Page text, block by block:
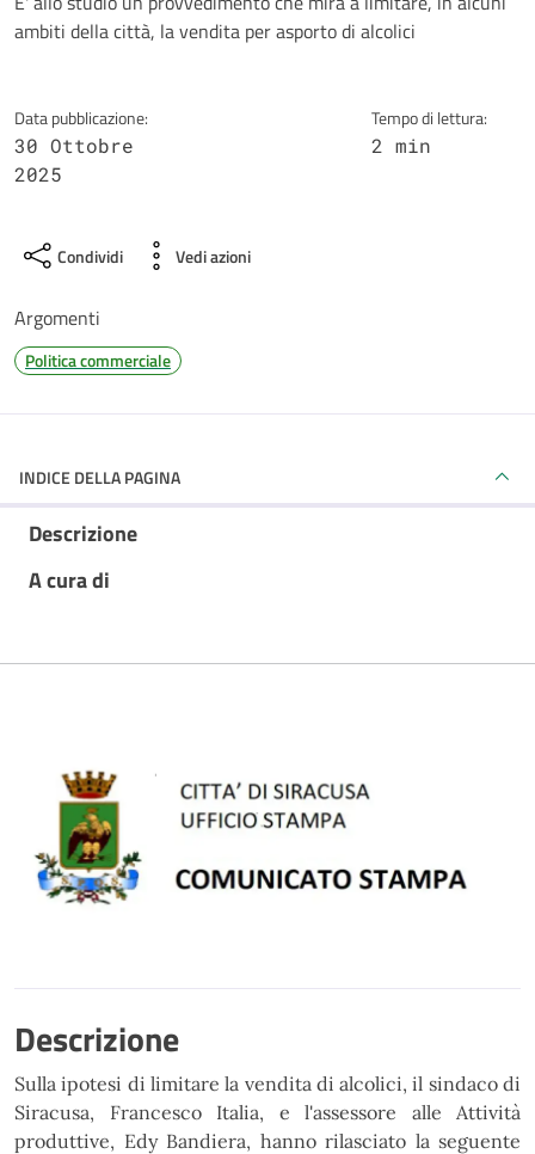
ambiti della città, la vendita per asporto di alcolici
Data pubblicazione:
30 Ottobre
2025
Tempo di lettura:
2 min
Condividi Vedi azioni
Argomenti
Politica commerciale
INDICE DELLA PAGINA
Descrizione
A cura di
Descrizione
Sulla ipotesi di limitare la vendita di alcolici, il sindaco di
Siracusa, Francesco Italia, e l'assessore alle Attività
produttive, Edy Bandiera, hanno rilasciato la seguente